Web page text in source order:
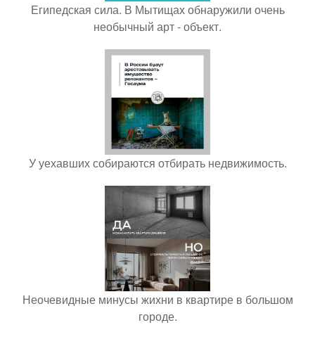
Египедская сила. В Мытищах обнаружили очень
необычный арт - объект.
У уехавших собираются отбирать недвижимость.
Неочевидные минусы жихни в квартире в большом
городе.